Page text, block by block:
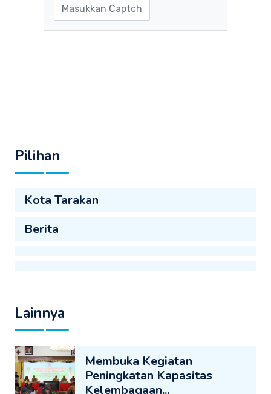
Pilihan
Kota Tarakan
Berita
Lainnya
Membuka Kegiatan
Peningkatan Kapasitas
Kelembagaan...